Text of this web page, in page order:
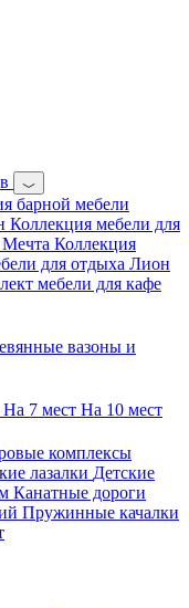
барной мебели
Коллекция мебели для
Коллекция
для отдыха Лион
мебели для кафе
вазоны и
На 7 мест На 10 мест
комплексы
лазалки Детские
Канатные дороги
Пружинные качалки